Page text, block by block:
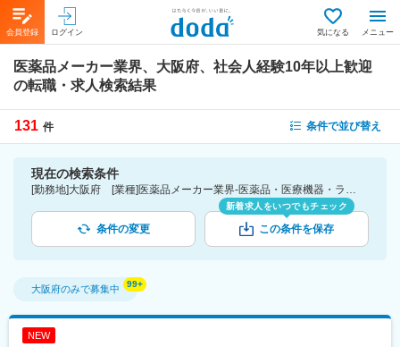
会員登録 ログイン 気になる メニュー
医薬品メーカー業界、大阪府、社会人経験10年以上歓迎
の転職・求人検索結果
131 件 条件で並び替え
現在の検索条件
[勤務地]大阪府 [業種]医薬品メーカー業界-医薬品・医療機器・ライフサイエンス・医療系サービス [詳細条件](募集・採用情報)社会人経験10年以上歓迎
条件の変更
新着求人をいつでもチェック
この条件を保存
大阪府のみで募集中
NEW